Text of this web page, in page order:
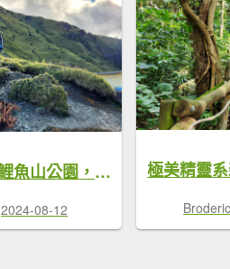
竹坑南寮登山步道，鯉魚山公園，彩虹眷村，合歡尖山步道，環山獵人登山步道，四季蘭溪吊橋
2024-08-12